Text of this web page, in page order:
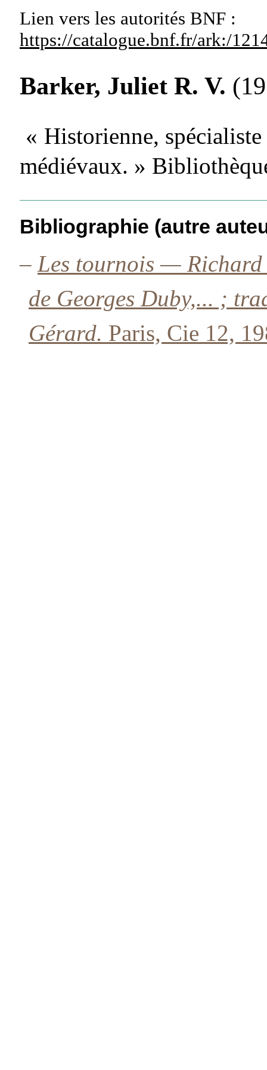
Lien vers les autorités BNF :
https://catalogue.bnf.fr/ark:/
Barker, Juliet R. V.
« Historienne,
médiévaux. »
Bibliographie (autre
– Les tournois —
de Georges Duby,... ;
Gérard. Paris, Cie 12,